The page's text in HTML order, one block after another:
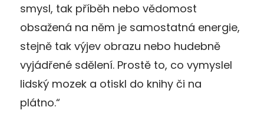
smysl, tak příběh nebo vědomost
obsažená na něm je samostatná energie,
stejně tak výjev obrazu nebo hudebně
vyjádřené sdělení. Prostě to, co vymyslel
lidský mozek a otiskl do knihy či na
plátno.“